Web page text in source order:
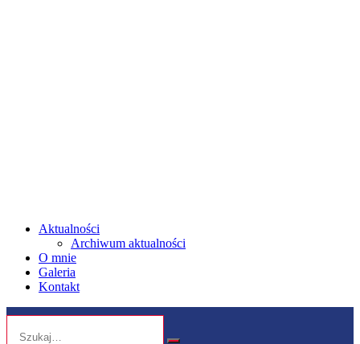
Aktualności
Archiwum aktualności
O mnie
Galeria
Kontakt
Search